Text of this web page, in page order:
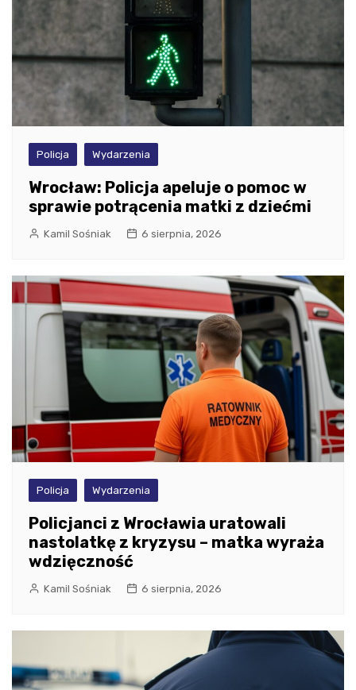
Policja Wydarzenia
Wrocław: Policja apeluje o pomoc w
sprawie potrącenia matki z dziećmi
Kamil Sośniak 6 sierpnia, 2026
Policja Wydarzenia
Policjanci z Wrocławia uratowali
nastolatkę z kryzysu – matka wyraża
wdzięczność
Kamil Sośniak 6 sierpnia, 2026